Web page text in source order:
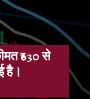
₹630 से
है।